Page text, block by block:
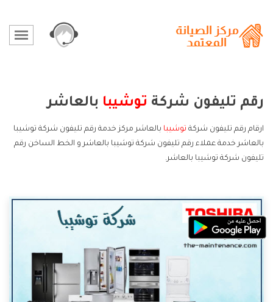
رقم تليفون شركة توشيبا بالعاشر
ارقام رقم تليفون شركة توشيبا بالعاشر مركز خدمة رقم تليفون شركة توشيبا
بالعاشر خدمة عملاء رقم تليفون شركة توشيبا بالعاشر و الخط الساخن رقم
تليفون شركة توشيبا بالعاشر.